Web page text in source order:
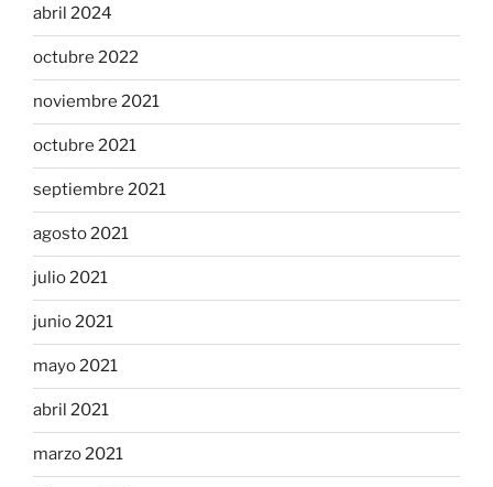
abril 2024
octubre 2022
noviembre 2021
octubre 2021
septiembre 2021
agosto 2021
julio 2021
junio 2021
mayo 2021
abril 2021
marzo 2021